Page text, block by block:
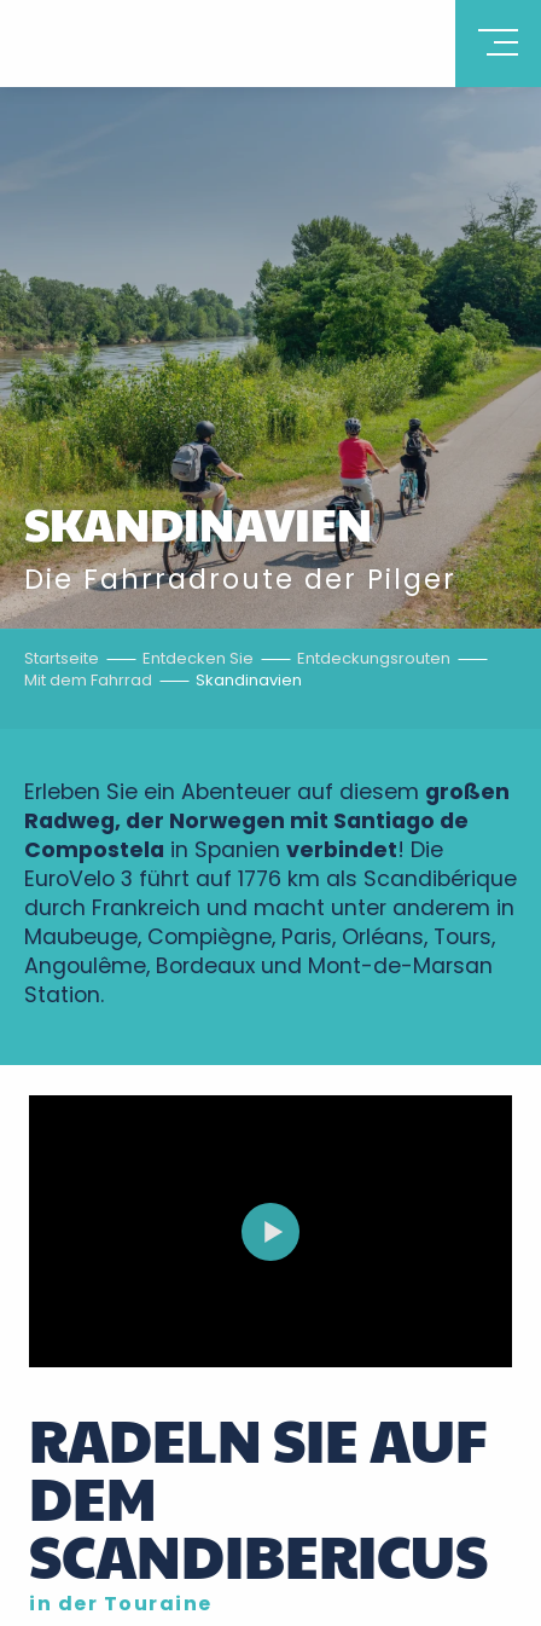
SKANDINAVIEN
Die Fahrradroute der Pilger
Startseite Entdecken Sie
Entdeckungsrouten
Mit dem Fahrrad
Skandinavien
Erleben Sie ein Abenteuer auf diesem großen
Radweg, der Norwegen mit Santiago de
Compostela in Spanien verbindet! Die
EuroVelo 3 führt auf 1776 km als Scandibérique
durch Frankreich und macht unter anderem in
Maubeuge, Compiègne, Paris, Orléans, Tours,
Angoulême, Bordeaux und Mont-de-Marsan
Station.
RADELN SIE AUF
DEM
SCANDIBERICUS
in der Touraine